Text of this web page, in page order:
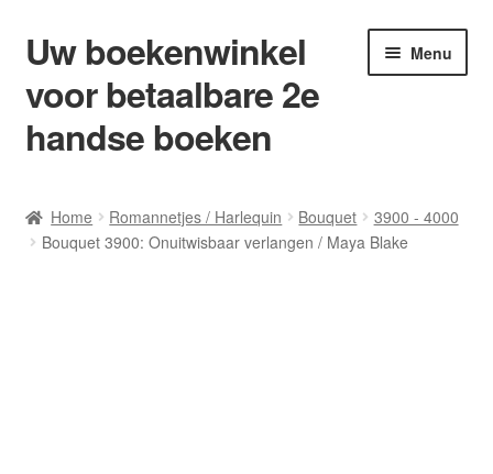
Ga
door
naar
navigatie
Ga
naar
de
inhoud
Uw boekenwinkel
voor betaalbare 2e
handse boeken
Menu
Afrekenen
Home Romannetjes / Harlequin Bouquet
3900 - 4000
Bouquet 3900: Onuitwisbaar verlangen / Maya Blake